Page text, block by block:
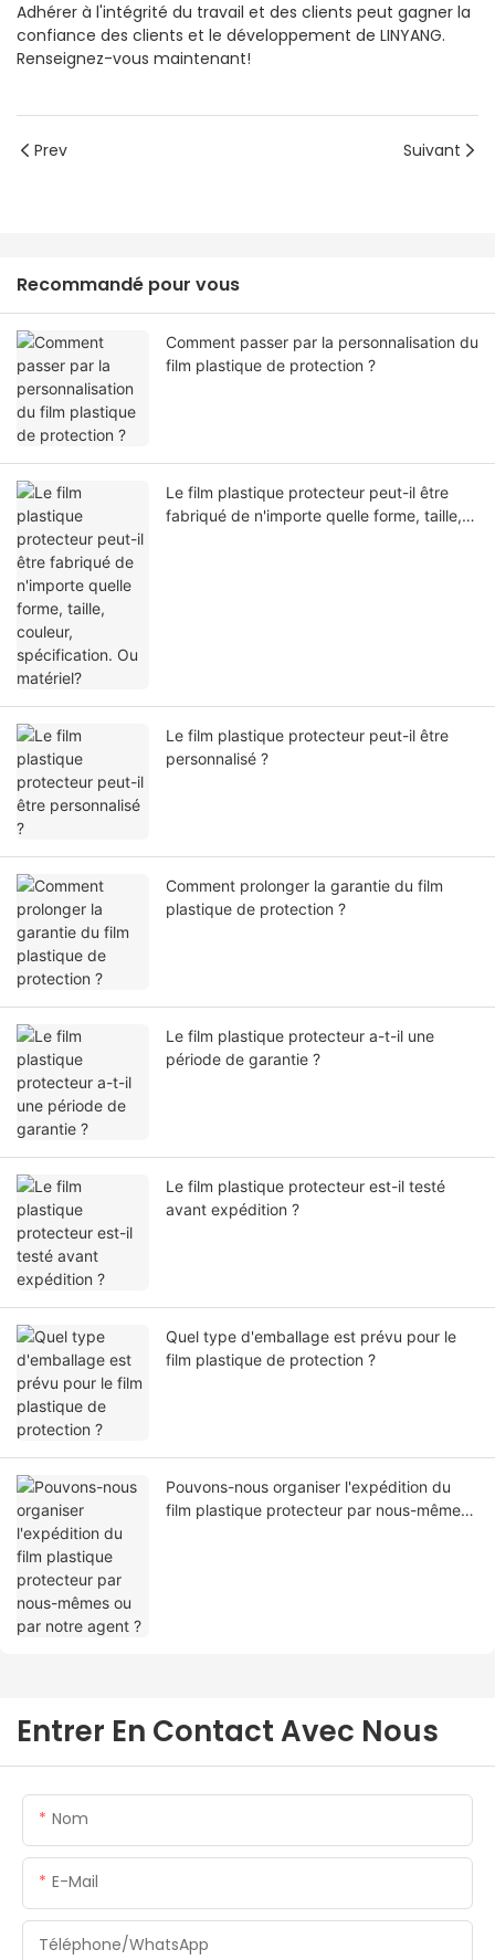
Adhérer à l'intégrité du travail et des clients peut gagner la
confiance des clients et le développement de LINYANG.
Renseignez-vous maintenant!
Prev Suivant
Recommandé pour vous
Comment passer par la personnalisation du
film plastique de protection ?
Le film plastique protecteur peut-il être
fabriqué de n'importe quelle forme, taille,
Le film plastique protecteur peut-il être
personnalisé ?
Comment prolonger la garantie du film
plastique de protection ?
Le film plastique protecteur a-t-il une
période de garantie ?
Le film plastique protecteur est-il testé
avant expédition ?
Quel type d'emballage est prévu pour le
film plastique de protection ?
Pouvons-nous organiser l'expédition du
film plastique protecteur par nous-mêmes
Entrer En Contact Avec Nous
Nom
E-Mail
Téléphone/WhatsApp